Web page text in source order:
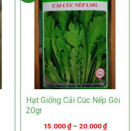
chọn
trên
trang
sản
phẩm
Hạt Giống Cải Cúc Nếp Gói
20gr
15.000₫– 20.000₫